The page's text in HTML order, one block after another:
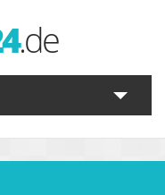
.de